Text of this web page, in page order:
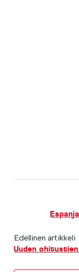
Edellinen artikkeli
Uuden